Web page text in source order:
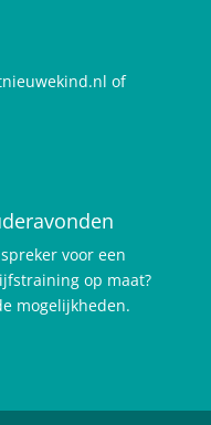
of
voor een
op maat?
mogelijkheden.